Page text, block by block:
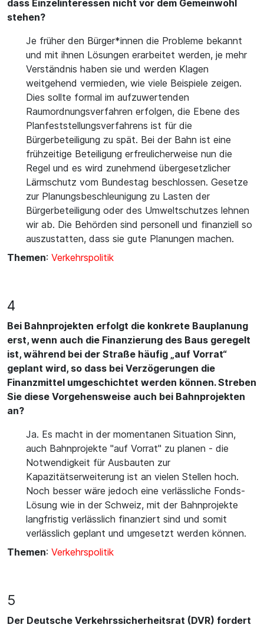
dass Einzelinteressen nicht vor dem Gemeinwohl
stehen?
Je früher den Bürger*innen die Probleme bekannt
und mit ihnen Lösungen erarbeitet werden, je mehr
Verständnis haben sie und werden Klagen
weitgehend vermieden, wie viele Beispiele zeigen.
Dies sollte formal im aufzuwertenden
Raumordnungsverfahren erfolgen, die Ebene des
Planfeststellungsverfahrens ist für die
Bürgerbeteiligung zu spät. Bei der Bahn ist eine
frühzeitige Beteiligung erfreulicherweise nun die
Regel und es wird zunehmend übergesetzlicher
Lärmschutz vom Bundestag beschlossen. Gesetze
zur Planungsbeschleunigung zu Lasten der
Bürgerbeteiligung oder des Umweltschutzes lehnen
wir ab. Die Behörden sind personell und finanziell so
auszustatten, dass sie gute Planungen machen.
Themen: Verkehrspolitik
4
Bei Bahnprojekten erfolgt die konkrete Bauplanung
erst, wenn auch die Finanzierung des Baus geregelt
ist, während bei der Straße häufig „auf Vorrat“
geplant wird, so dass bei Verzögerungen die
Finanzmittel umgeschichtet werden können. Streben
Sie diese Vorgehensweise auch bei Bahnprojekten
an?
Ja. Es macht in der momentanen Situation Sinn,
auch Bahnprojekte "auf Vorrat" zu planen - die
Notwendigkeit für Ausbauten zur
Kapazitätserweiterung ist an vielen Stellen hoch.
Noch besser wäre jedoch eine verlässliche Fonds-
Lösung wie in der Schweiz, mit der Bahnprojekte
langfristig verlässlich finanziert sind und somit
verlässlich geplant und umgesetzt werden können.
Themen: Verkehrspolitik
5
Der Deutsche Verkehrssicherheitsrat (DVR) fordert